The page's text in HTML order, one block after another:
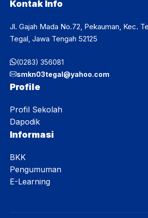
Kontak Info
Jl. Gajah Mada No.72, Pekauman, Kec.
Tegal, Jawa Tengah 52125
(0283) 356081
smkn03tegal@yahoo.com
Profile
Profil Sekolah
Dapodik
Informasi
BKK
Pengumuman
E-Learning